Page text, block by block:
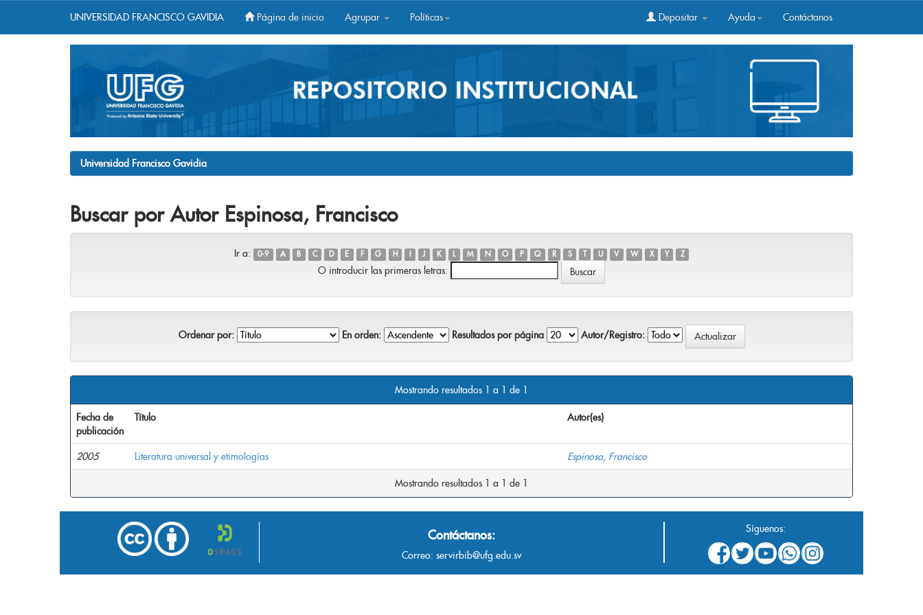
UNIVERSIDAD FRANCISCO GAVIDIA Página de inicio Agrupar Políticas Depositar Ayuda Contáctanos
Universidad Francisco Gavidia
Buscar por Autor Espinosa, Francisco
Ir a: 0-9 A B C D E F G H J K L M N O P Q R S T U V W X Y Z
O introducir las primeras letras:
Ordenar por: En orden: Resultados por página Autor/Registro:
Mostrando resultados 1 a 1 de 1
Fecha de
publicación
Título Autor(es)
2005 Literatura universal y etimologías Espinosa, Francisco
Mostrando resultados 1 a 1 de 1
Contáctanos:
Correo: servirbib@ufg.edu.sv
Síguenos: